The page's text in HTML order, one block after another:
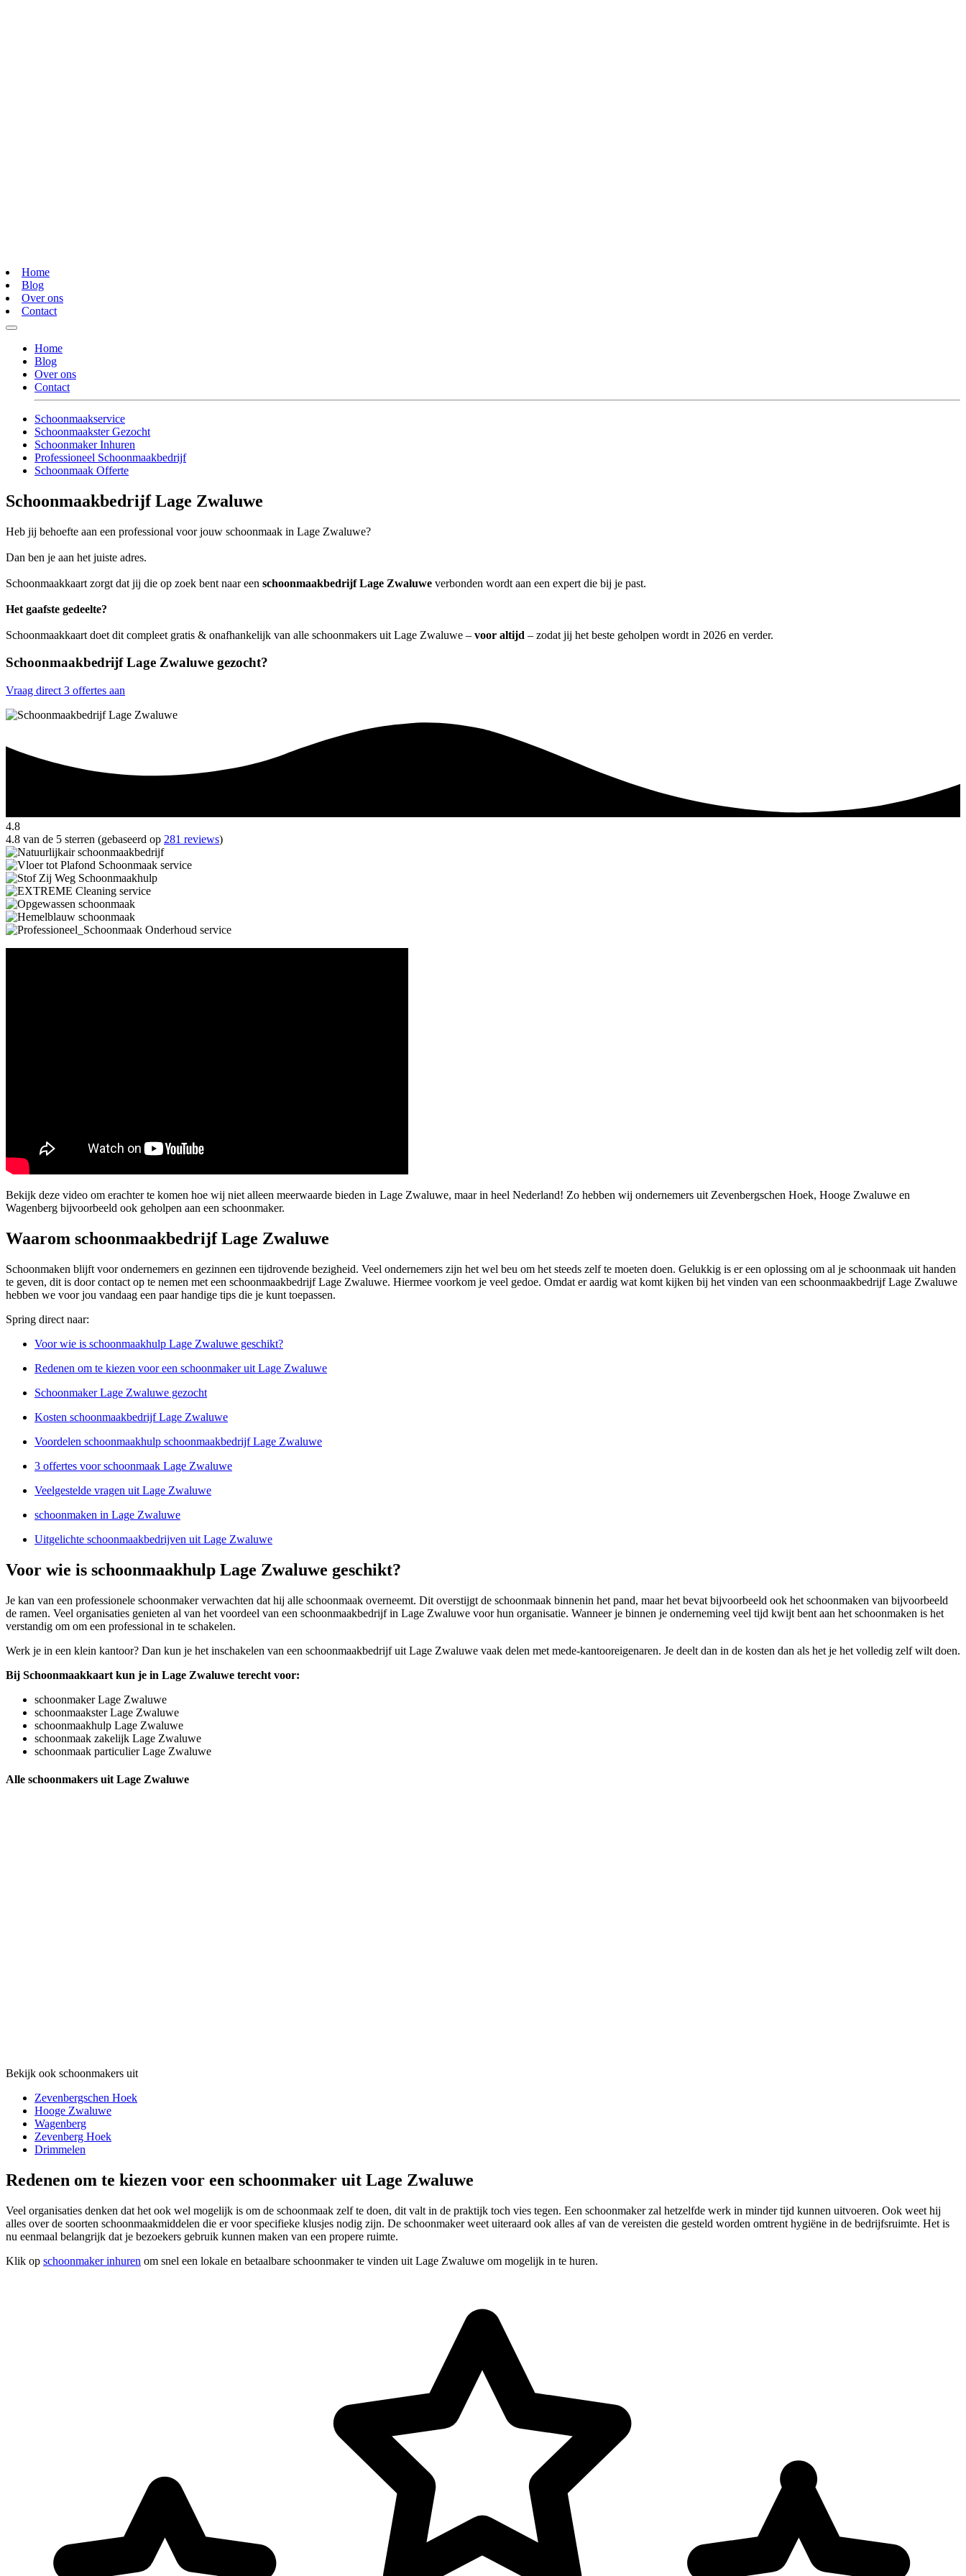
Home
Blog
Over ons
Contact
Home
Blog
Over ons
Contact
Schoonmaakservice
Schoonmaakster Gezocht
Schoonmaker Inhuren
Professioneel Schoonmaakbedrijf
Schoonmaak Offerte
Schoonmaakbedrijf Lage Zwaluwe
Heb jij behoefte aan een professional voor jouw schoonmaak in Lage Zwaluwe?
Dan ben je aan het juiste adres.
Schoonmaakkaart zorgt dat jij die op zoek bent naar een schoonmaakbedrijf Lage Zwaluwe verbonden wordt aan een expert die bij je past.
Het gaafste gedeelte?
Schoonmaakkaart doet dit compleet gratis & onafhankelijk van alle schoonmakers uit Lage Zwaluwe – voor altijd – zodat jij het beste geholpen wordt in 2026 en verder.
Schoonmaakbedrijf Lage Zwaluwe gezocht?
Vraag direct 3 offertes aan
4.8
4.8 van de 5 sterren (gebaseerd op 281 reviews)
Bekijk deze video om erachter te komen hoe wij niet alleen meerwaarde bieden in Lage Zwaluwe, maar in heel Nederland! Zo hebben wij ondernemers uit Zevenbergschen Hoek, Hooge Zwaluwe en
Wagenberg bijvoorbeeld ook geholpen aan een schoonmaker.
Waarom schoonmaakbedrijf Lage Zwaluwe
Schoonmaken blijft voor ondernemers en gezinnen een tijdrovende bezigheid. Veel ondernemers zijn het wel beu om het steeds zelf te moeten doen. Gelukkig is er een oplossing om al je schoonmaak uit handen
te geven, dit is door contact op te nemen met een schoonmaakbedrijf Lage Zwaluwe. Hiermee voorkom je veel gedoe. Omdat er aardig wat komt kijken bij het vinden van een schoonmaakbedrijf Lage Zwaluwe
hebben we voor jou vandaag een paar handige tips die je kunt toepassen.
Spring direct naar:
Voor wie is schoonmaakhulp Lage Zwaluwe geschikt?
Redenen om te kiezen voor een schoonmaker uit Lage Zwaluwe
Schoonmaker Lage Zwaluwe gezocht
Kosten schoonmaakbedrijf Lage Zwaluwe
Voordelen schoonmaakhulp schoonmaakbedrijf Lage Zwaluwe
3 offertes voor schoonmaak Lage Zwaluwe
Veelgestelde vragen uit Lage Zwaluwe
schoonmaken in Lage Zwaluwe
Uitgelichte schoonmaakbedrijven uit Lage Zwaluwe
Voor wie is schoonmaakhulp Lage Zwaluwe geschikt?
Je kan van een professionele schoonmaker verwachten dat hij alle schoonmaak overneemt. Dit overstijgt de schoonmaak binnenin het pand, maar het bevat bijvoorbeeld ook het schoonmaken van bijvoorbeeld
de ramen. Veel organisaties genieten al van het voordeel van een schoonmaakbedrijf in Lage Zwaluwe voor hun organisatie. Wanneer je binnen je onderneming veel tijd kwijt bent aan het schoonmaken is het
verstandig om om een professional in te schakelen.
Werk je in een klein kantoor? Dan kun je het inschakelen van een schoonmaakbedrijf uit Lage Zwaluwe vaak delen met mede-kantooreigenaren. Je deelt dan in de kosten dan als het je het volledig zelf wilt doen.
Bij Schoonmaakkaart kun je in Lage Zwaluwe terecht voor:
schoonmaker Lage Zwaluwe
schoonmaakster Lage Zwaluwe
schoonmaakhulp Lage Zwaluwe
schoonmaak zakelijk Lage Zwaluwe
schoonmaak particulier Lage Zwaluwe
Alle schoonmakers uit Lage Zwaluwe
Bekijk ook schoonmakers uit
Zevenbergschen Hoek
Hooge Zwaluwe
Wagenberg
Zevenberg Hoek
Drimmelen
Redenen om te kiezen voor een schoonmaker uit Lage Zwaluwe
Veel organisaties denken dat het ook wel mogelijk is om de schoonmaak zelf te doen, dit valt in de praktijk toch vies tegen. Een schoonmaker zal hetzelfde werk in minder tijd kunnen uitvoeren. Ook weet hij
alles over de soorten schoonmaakmiddelen die er voor specifieke klusjes nodig zijn. De schoonmaker weet uiteraard ook alles af van de vereisten die gesteld worden omtrent hygiëne in de bedrijfsruimte. Het is
nu eenmaal belangrijk dat je bezoekers gebruik kunnen maken van een propere ruimte.
Klik op schoonmaker inhuren om snel een lokale en betaalbare schoonmaker te vinden uit Lage Zwaluwe om mogelijk in te huren.